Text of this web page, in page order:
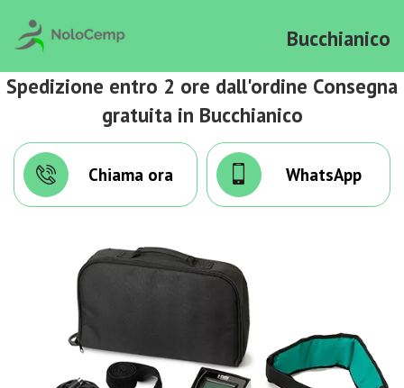
Bucchianico
Spedizione entro 2 ore dall'ordine Consegna
gratuita in Bucchianico
Chiama ora WhatsApp